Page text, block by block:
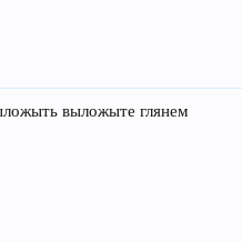
выложыте глянем